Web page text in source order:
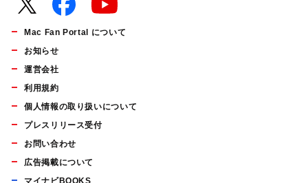
Mac Fan Portal について
お知らせ
運営会社
利用規約
個人情報の取り扱いについて
プレスリリース受付
お問い合わせ
広告掲載について
マイナビBOOKS